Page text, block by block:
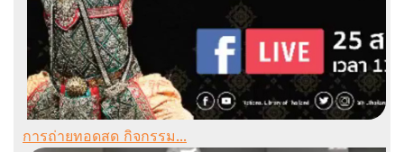
การถ่ายทอดสด กิจกรรม...